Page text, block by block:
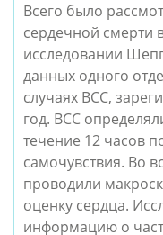
Всего было
сердечной смерти
исследовании
данных одного
случаях ВСС,
год. ВСС
течение 12 часов
самочувствия. Во
проводили
оценку сердца.
информацию о